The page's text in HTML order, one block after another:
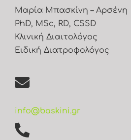
Μαρία Μπασκίνη – Αρσένη
PhD, MSc, RD, CSSD
Κλινική Διαιτολόγος
Ειδική Διατροφολόγος
info@baskini.gr